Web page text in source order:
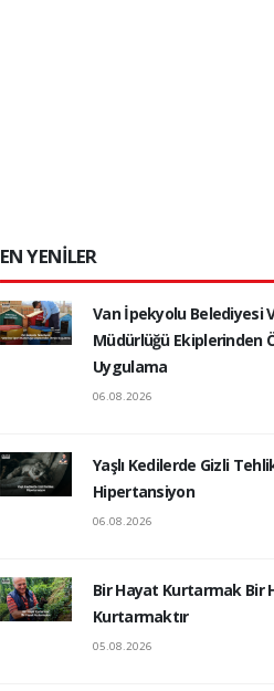
EN YENİLER
Van İpekyolu Belediyesi
Müdürlüğü Ekiplerinden
Uygulama
06.08.2026
Yaşlı Kedilerde Gizli
Hipertansiyon
06.08.2026
Bir Hayat Kurtarmak Bir
Kurtarmaktır
05.08.2026